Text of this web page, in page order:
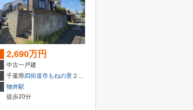
2,690万円
中古一戸建
千葉県四街道市もねの里 ２丁目16-23
物井駅
徒歩20分